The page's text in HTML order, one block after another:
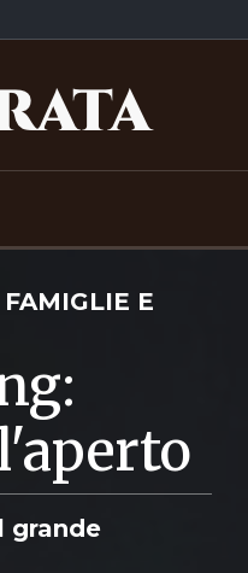
E
grande